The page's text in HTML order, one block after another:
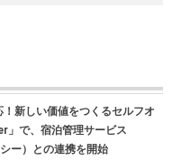
新しい価値をつくるセルフオ
」で、宿泊管理サービス
ー）との連携を開始